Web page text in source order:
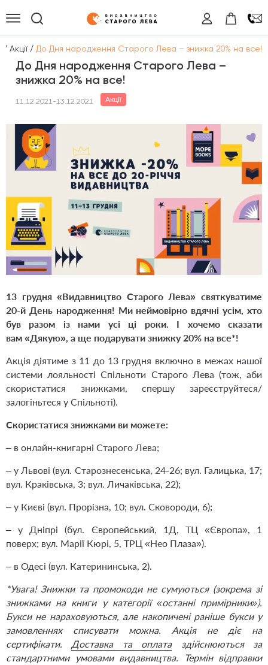
/ Акції / До Дня народження Старого Лева – знижка 20% на все!
До Дня народження Старого Лева –
знижка 20% на все!
11.12.2021-13.12.2021 Акції
13 грудня «Видавництво Старого Лева» святкуватиме
20-й День народження! Ми неймовірно вдячні усім, хто
був разом із нами усі ці роки. І хочемо сказати
вам «Дякую», а ще подарувати знижку 20% на все*!
Акція діятиме з 11 до 13 грудня включно в межах нашої
системи лояльності Спільноти Старого Лева (тож, аби
скористатися знижками, спершу зареєструйтеся/
залогіньтеся у Спільноті).
Скористатися знижками ви можете:
– в онлайн-книгарні Старого Лева;
– у Львові (вул. Старознесенська, 24-26; вул. Галицька, 17;
вул. Краківська, 3; вул. Личаківська, 22);
– у Києві (вул. Прорізна, 10; вул. Сковороди, 6);
– у Дніпрі (бул. Європейський, 1Д, ТЦ «Європа», 1
поверх; вул. Марії Кюрі, 5, ТРЦ «Нео Плаза»).
– в Одесі (вул. Катерининська, 2).
*Увага! Знижки та промокоди не сумуються (зокрема зі
знижками на книги у категорії «останні примірники»).
Букси не нараховуються, але накопичені раніше букси у
замовленнях списувати можна. Акція не діє на
сертифікати.Доставка та оплатаздійснюються за
стандартними умовами видавництва. Термін відправки